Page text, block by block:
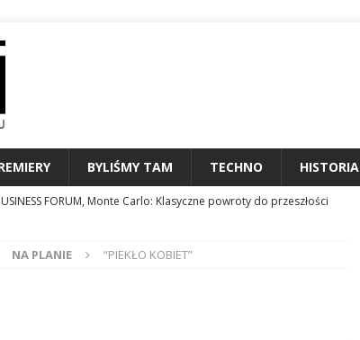
BYLIŚMY TAM TECHNO HISTORIA
FORUM, Monte Carlo: Klasyczne powroty do przeszłości
WIESŁAW KRÓLIKOWSKI, DZIENNIKARZ MUZYCZNY I
NA PLANIE “PIEKŁO KOBIET”